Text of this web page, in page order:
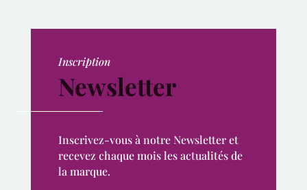
Inscription
Newsletter
Inscrivez-vous à notre Newsletter et
recevez chaque mois les actualités de
la marque.